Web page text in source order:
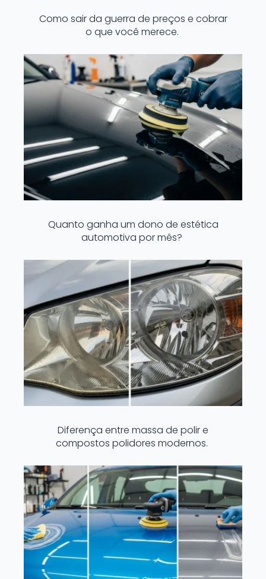
Como sair da guerra de preços e cobrar
o que você merece.
Quanto ganha um dono de estética
automotiva por mês?
Diferença entre massa de polir e
compostos polidores modernos.